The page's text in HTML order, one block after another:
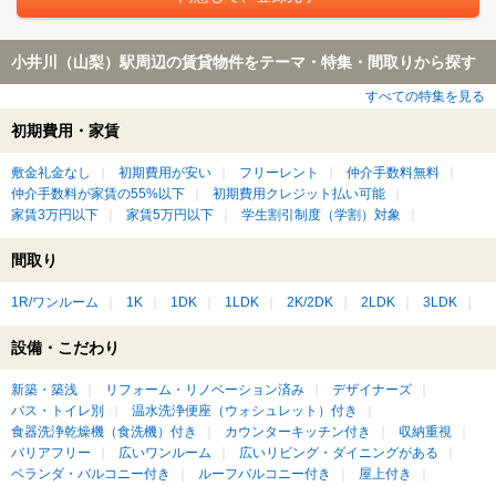
小井川（山梨）駅周辺の賃貸物件をテーマ・特集・間取りから探す
すべての特集を見る
初期費用・家賃
敷金礼金なし 初期費用が安い フリーレント
仲介手数料無料
仲介手数料が家賃の55%以下
初期費用クレジット払い可能
家賃3万円以下
家賃5万円以下 学生割引制度（学割）対象
間取り
1R/ワンルーム 1K 1DK 1LDK 2K/2DK 2LDK 3LDK
設備・こだわり
新築・築浅 リフォーム・リノベーション済み
デザイナーズ
バス・トイレ別
温水洗浄便座（ウォシュレット）付き
食器洗浄乾燥機（食洗機）付き
カウンターキッチン付き
収納重視
バリアフリー
広いワンルーム
広いリビング・ダイニングがある
ベランダ・バルコニー付き
ルーフバルコニー付き
屋上付き